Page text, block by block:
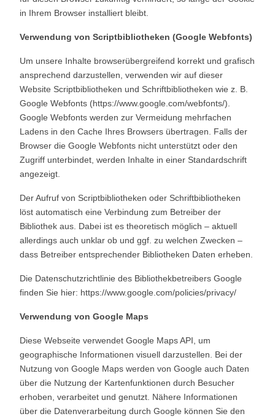
in Ihrem Browser installiert bleibt.
Verwendung von Scriptbibliotheken (Google Webfonts)
Um unsere Inhalte browserübergreifend korrekt und grafisch
ansprechend darzustellen, verwenden wir auf dieser
Website Scriptbibliotheken und Schriftbibliotheken wie z. B.
Google Webfonts (https://www.google.com/webfonts/).
Google Webfonts werden zur Vermeidung mehrfachen
Ladens in den Cache Ihres Browsers übertragen. Falls der
Browser die Google Webfonts nicht unterstützt oder den
Zugriff unterbindet, werden Inhalte in einer Standardschrift
angezeigt.
Der Aufruf von Scriptbibliotheken oder Schriftbibliotheken
löst automatisch eine Verbindung zum Betreiber der
Bibliothek aus. Dabei ist es theoretisch möglich – aktuell
allerdings auch unklar ob und ggf. zu welchen Zwecken –
dass Betreiber entsprechender Bibliotheken Daten erheben.
Die Datenschutzrichtlinie des Bibliothekbetreibers Google
finden Sie hier: https://www.google.com/policies/privacy/
Verwendung von Google Maps
Diese Webseite verwendet Google Maps API, um
geographische Informationen visuell darzustellen. Bei der
Nutzung von Google Maps werden von Google auch Daten
über die Nutzung der Kartenfunktionen durch Besucher
erhoben, verarbeitet und genutzt. Nähere Informationen
über die Datenverarbeitung durch Google können Sie den